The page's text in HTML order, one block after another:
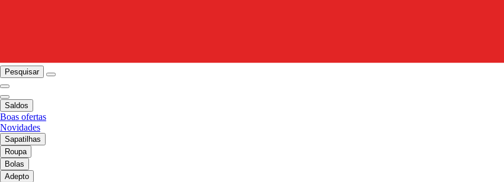
Pesquisar
Saldos
Boas ofertas
Novidades
Sapatilhas
Roupa
Bolas
Adepto